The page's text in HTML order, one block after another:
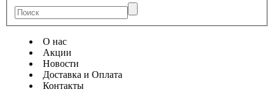
О нас
Акции
Новости
Доставка и Оплата
Контакты